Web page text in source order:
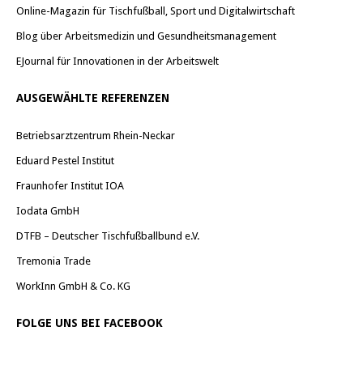
Online-Magazin für Tischfußball, Sport und Digitalwirtschaft
Blog über Arbeitsmedizin und Gesundheitsmanagement
EJournal für Innovationen in der Arbeitswelt
AUSGEWÄHLTE REFERENZEN
Betriebsarztzentrum Rhein-Neckar
Eduard Pestel Institut
Fraunhofer Institut IOA
Iodata GmbH
DTFB – Deutscher Tischfußballbund e.V.
Tremonia Trade
WorkInn GmbH & Co. KG
FOLGE UNS BEI FACEBOOK